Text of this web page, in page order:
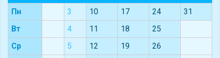
Пн 3 10 17 24
31
Вт
4 11 18
25
Ср
5 12 19
26